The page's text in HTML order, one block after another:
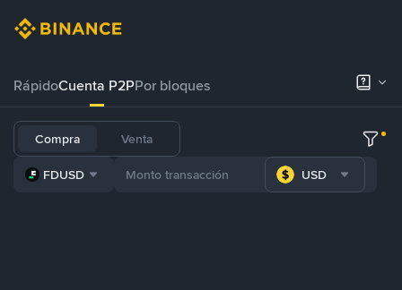
RápidoCuenta P2PPor bloques
Compra Venta
FDUSD USD